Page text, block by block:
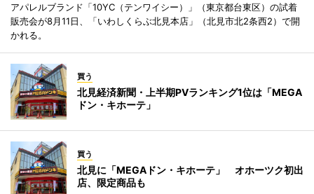
アパレルブランド「10YC（テンワイシー）」（東京都台東区）の試着
販売会が8月11日、「いわしくらぶ北見本店」（北見市北2条西2）で開
かれる。
買う
北見経済新聞・上半期PVランキング1位は「MEGA
ドン・キホーテ」
買う
北見に「MEGAドン・キホーテ」 オホーツク初出
店、限定商品も